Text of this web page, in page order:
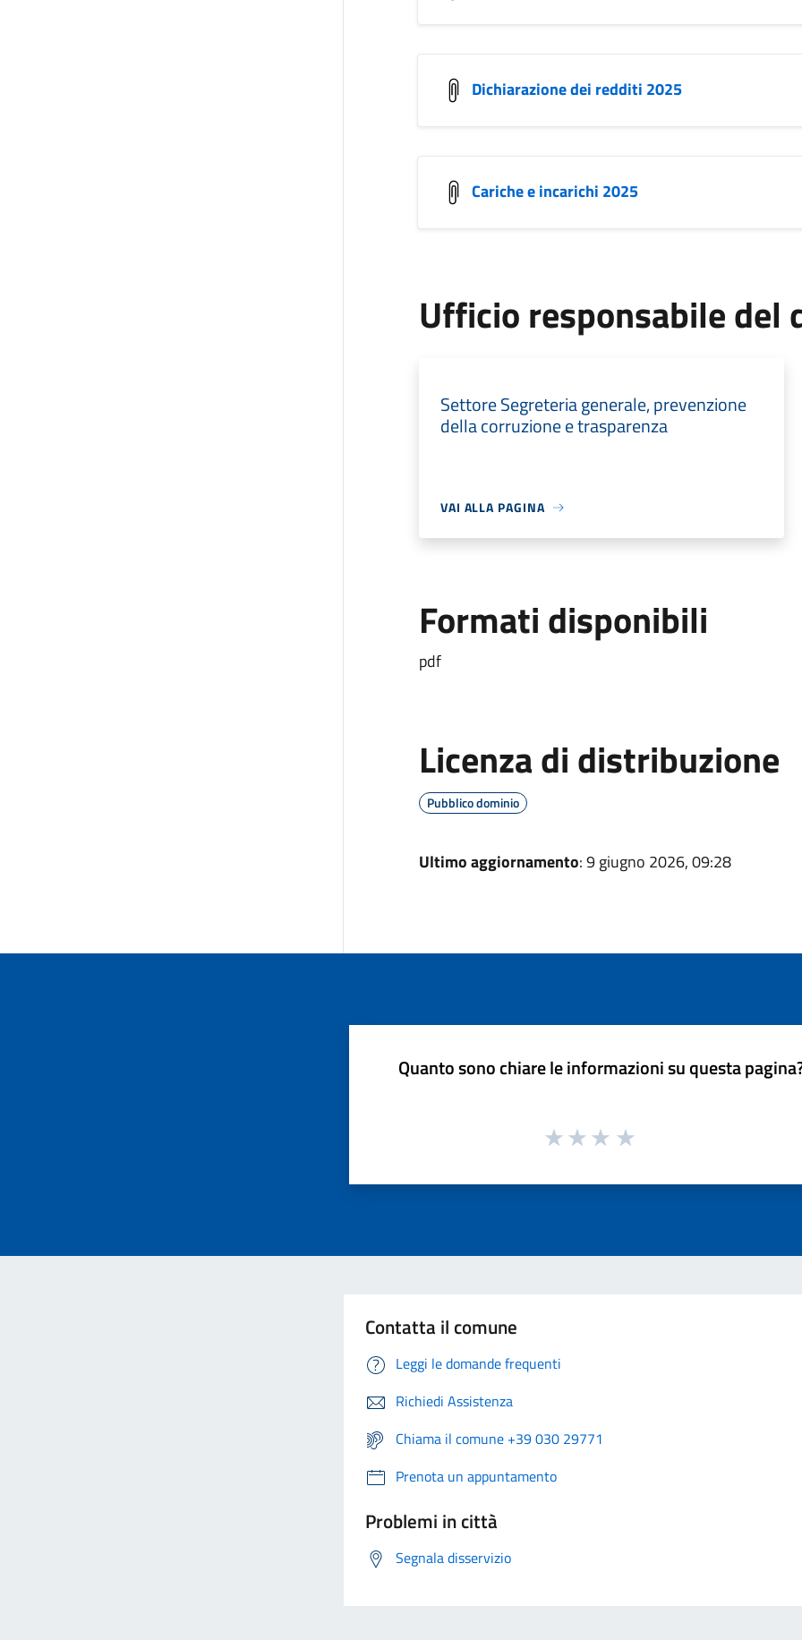
Dichiarazione dei redditi 2025
Cariche e incarichi 2025
Ufficio responsabile del
Settore Segreteria generale, prevenzione
della corruzione e trasparenza
VAI ALLA PAGINA
Formati disponibili
pdf
Licenza di distribuzione
Pubblico dominio
Ultimo aggiornamento: 9 giugno 2026, 09:28
Quanto sono chiare le informazioni su questa
Contatta il comune
Leggi le domande frequenti
Richiedi Assistenza
Chiama il comune +39 030 29771
Prenota un appuntamento
Problemi in città
Segnala disservizio